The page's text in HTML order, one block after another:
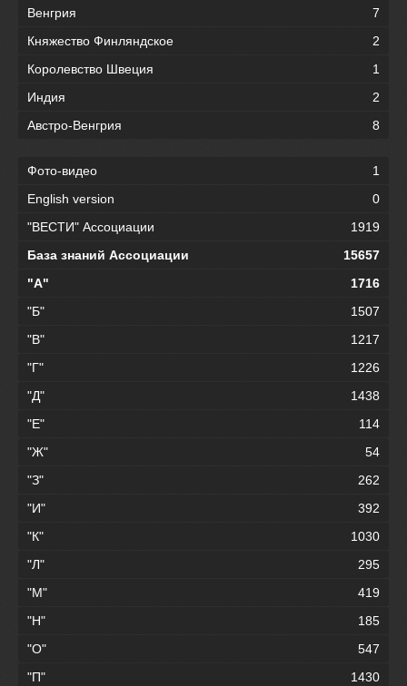
Венгрия
7
Княжество Финляндское
2
Королевство Швеция
1
Индия
2
Австро-Венгрия
8
Фото-видео
1
English version
0
"ВЕСТИ" Ассоциации
1919
База знаний Ассоциации
15657
"А"
1716
"Б"
1507
"В"
1217
"Г"
1226
"Д"
1438
"Е"
114
"Ж"
54
"З"
262
"И"
392
"К"
1030
"Л"
295
"М"
419
"Н"
185
"О"
547
"П"
1430